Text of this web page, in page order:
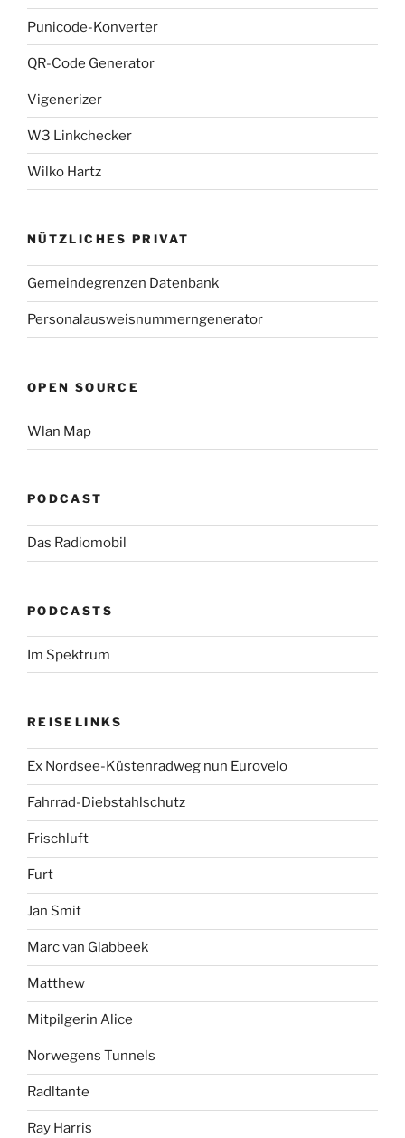
Punicode-Konverter
QR-Code Generator
Vigenerizer
W3 Linkchecker
Wilko Hartz
NÜTZLICHES PRIVAT
Gemeindegrenzen Datenbank
Personalausweisnummerngenerator
OPEN SOURCE
Wlan Map
PODCAST
Das Radiomobil
PODCASTS
Im Spektrum
REISELINKS
Ex Nordsee-Küstenradweg nun Eurovelo
Fahrrad-Diebstahlschutz
Frischluft
Furt
Jan Smit
Marc van Glabbeek
Matthew
Mitpilgerin Alice
Norwegens Tunnels
Radltante
Ray Harris